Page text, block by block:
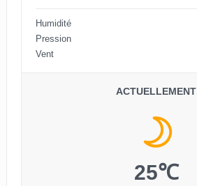
Humidité
Pression
Vent
ACTUELLEMENT
25℃